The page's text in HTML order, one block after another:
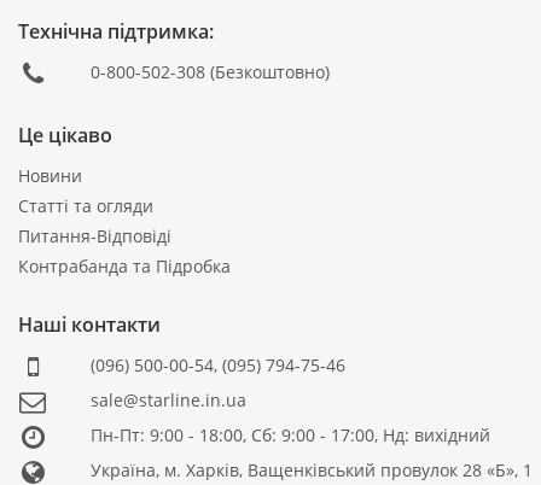
Технічна підтримка:
0-800-502-308(Безкоштовно)
Це цікаво
Новини
Статті та огляди
Питання-Відповіді
Контрабанда та Підробка
Наші контакти
(096) 500-00-54, (095) 794-75-46
sale@starline.in.ua
Пн-Пт: 9:00 - 18:00, Сб: 9:00 - 17:00, Нд: вихідний
Україна, м. Харків, Ващенківський провулок 28 «Б», 1